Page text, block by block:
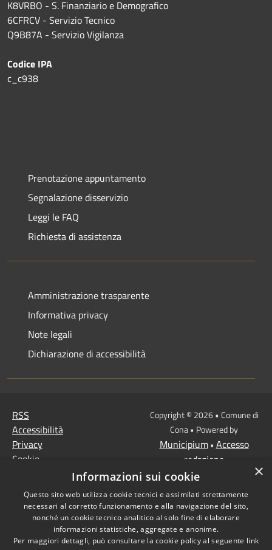
K8VRBO - S. Finanziario e Demografico
6CFRCV - Servizio Tecnico
Q9B87A - Servizio Vigilanza
Codice IPA
c_c938
Prenotazione appuntamento
Segnalazione disservizio
Leggi le FAQ
Richiesta di assistenza
Amministrazione trasparente
Informativa privacy
Note legali
Dichiarazione di accessibilità
RSS
Accessibilità
Privacy
Cookie
MISSIONE 2 Rivoluzione
verde e transizione
ecologica
Missione 1 -
Copyright © 2026 • Comune di
Cona • Powered by
Municipium• Accesso
redazione
×
Informazioni sui cookie
Questo sito web utilizza cookie tecnici e assimilati strettamente
necessari al corretto funzionamento e alla navigazione del sito,
nonché un cookie tecnico analitico al solo fine di elaborare
informazioni statistiche, aggregate e anonime.
Per maggiori dettagli, può consultare la cookie policy al seguente link